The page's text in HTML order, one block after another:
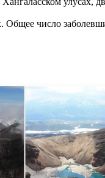
число